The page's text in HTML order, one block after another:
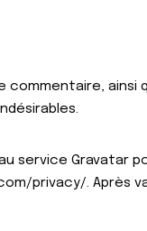
commentaire, ainsi
service Gravatar
privacy/. Après